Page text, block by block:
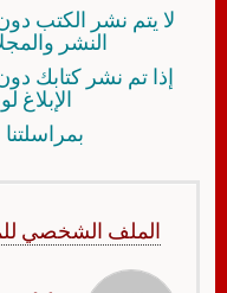
لا يتم نشر الكتب
النشر
إذا تم نشر كتابك
الملف الشخصي